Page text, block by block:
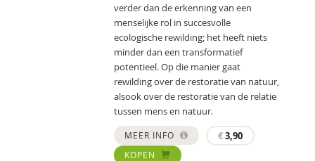
verder dan de erkenning van een
menselijke rol in succesvolle
ecologische rewilding; het heeft niets
minder dan een transformatief
potentieel. Op die manier gaat
rewilding over de restoratie van natuur,
alsook over de restoratie van de relatie
tussen mens en natuur.
MEER INFO €3,90
KOPEN